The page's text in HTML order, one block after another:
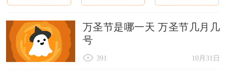
万圣节是哪一天 万圣节几月几
号
10月31日
391